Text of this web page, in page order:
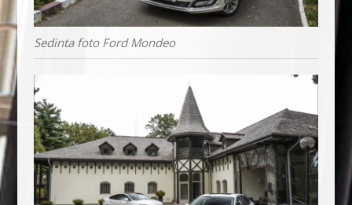
Sedinta foto Ford Mondeo